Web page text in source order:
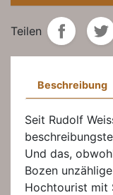
Teilen
Beschreibung
Seit Rudolf
Und das,
Bozen
Hochtourist mit